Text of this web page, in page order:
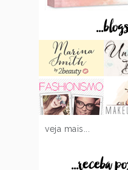
veja mais...
...receba